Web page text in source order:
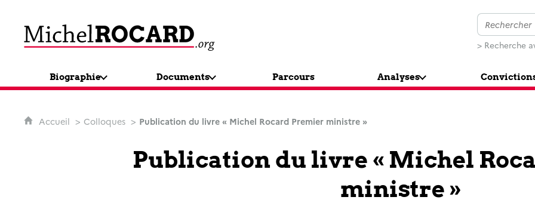
MichelRocard.org
> Recherche
Biographie Documents Parcours Analyses
Accueil Colloques Publication du livre « Michel Rocard Premier ministre »
Publication du livre « Michel
ministre »